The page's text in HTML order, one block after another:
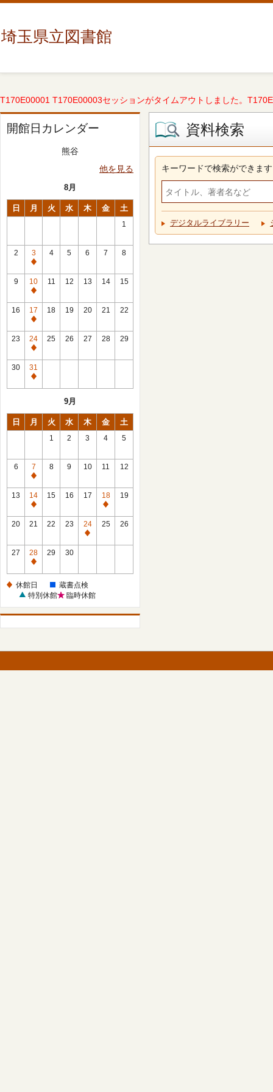
埼玉県立図書館
T170E00001 T170E00003セッションがタイムアウトしました。
開館日カレンダー
熊谷
他を見る
8月
日 月 火 水 木 金 土
1
2
3
休
館
日
4 5 6 7 8
9
10
休
館
日
11 12 13 14 15
16
17
休
館
日
18 19 20 21 22
23
24
休
館
日
25 26 27 28 29
30
31
休
9月
日 月 火 水 木 金 土
1 2 3 4 5
6
7
休
館
日
8 9 10 11 12
13
14
休
館
15 16 17
18
休
館
19
20 21 22 23
24
休
25 26
27
28
休
日
29 30
休館日
蔵書点検
特別休館
臨時休館
資料検索
キーワードで検索ができます
デジタルライブラリー